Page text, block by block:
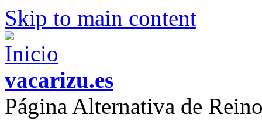
Skip to main content
vacarizu.es
Página Alternativa de